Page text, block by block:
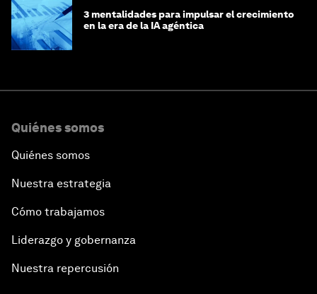
3 mentalidades para impulsar el crecimiento
en la era de la IA agéntica
Quiénes somos
Quiénes somos
Nuestra estrategia
Cómo trabajamos
Liderazgo y gobernanza
Nuestra repercusión